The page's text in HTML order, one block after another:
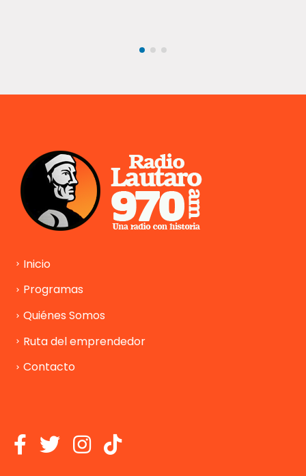
Inicio
Programas
Quiénes Somos
Ruta del emprendedor
Contacto